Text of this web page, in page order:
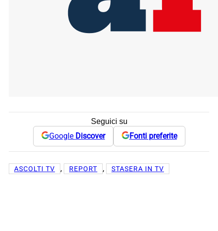
Seguici su
Google Discover Fonti preferite
ASCOLTI TV , REPORT , STASERA IN TV